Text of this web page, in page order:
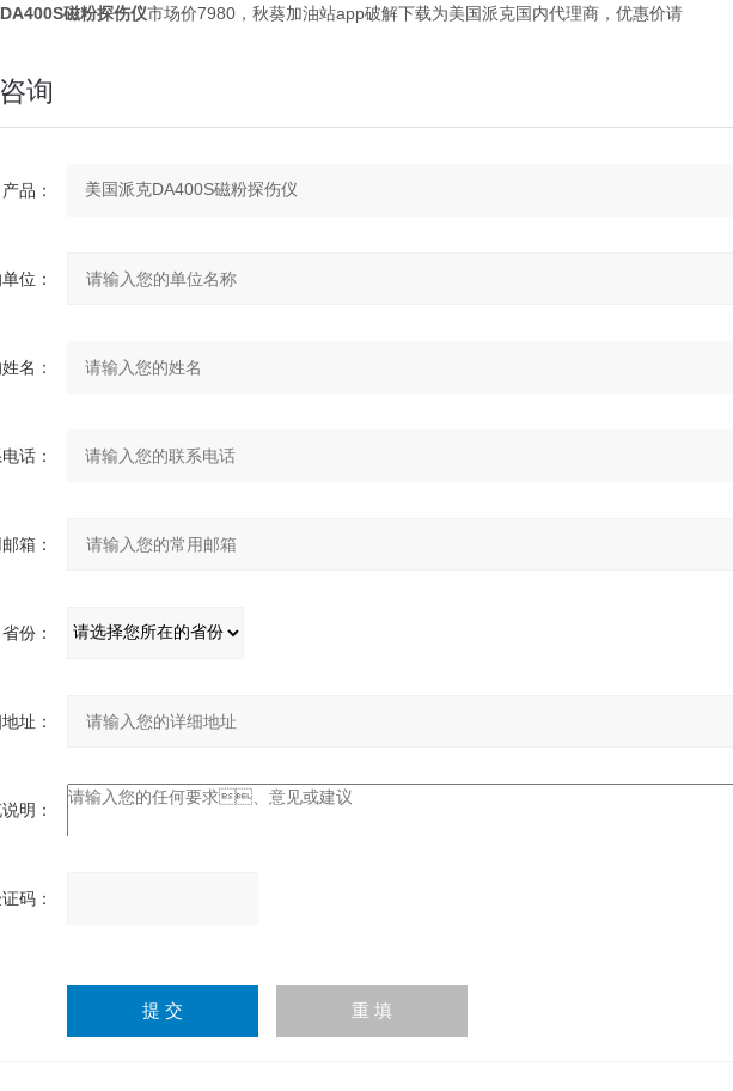
DA400S磁粉探伤仪市场价7980，秋葵加油站app破解下载为美国派克国内代理商，优惠价请
询
产品：
：
：
：
：
省份：
：
：
码：
入
计算结果（填写阿拉伯数
字），如：三加四=7